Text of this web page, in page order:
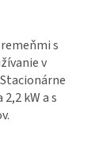
s
v
kW a s